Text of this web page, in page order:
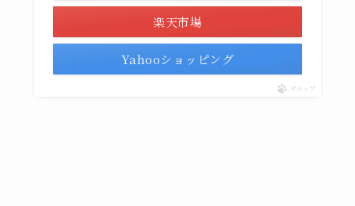
楽天市場
Yahooショッピング
ポチップ